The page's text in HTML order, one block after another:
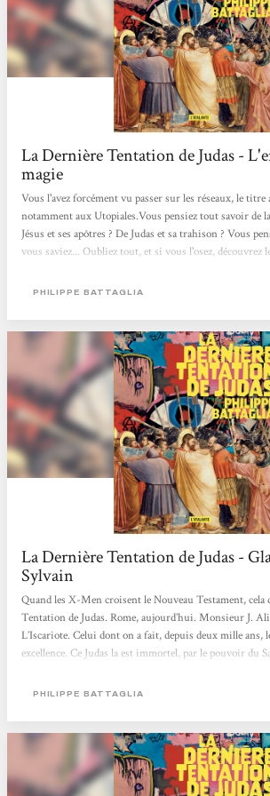
La Dernière Tentation de Judas -
magie
Vous l'avez forcément vu passer sur les réseaux, le
notamment aux Utopiales.Vous pensiez tout savoir de
Jésus et ses apôtres ? De Judas et sa trahison ? Vous
vous saviez... Oubliez tout, et si vous l'osez, découvrez
féministe de la Bible, certains l'ont rêvé, Battaglia l'a
PHILIPPE BATTAGLIA
La Dernière Tentation de Judas -
Sylvain
Quand les X-Men croisent le Nouveau Testament, cela
Tentation de Judas. Rome, aujourd’hui. Monsieur J.
L’Iscariote. Celui dont on a fait, depuis deux mille ans,
excellence. Ce Judas la est immortel, par le pouvoir du
survit au milieu d’une communauté de sans-abri, pour
l’absence.L’absence de Jésus de Nazareth.L’homme
PHILIPPE BATTAGLIA